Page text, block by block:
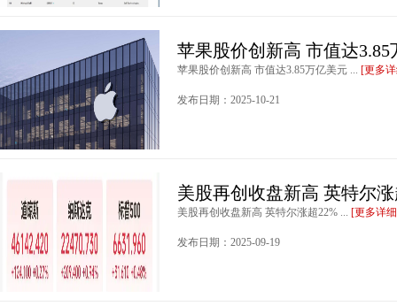
苹果股价创新高 市值达3.85
苹果股价创新高 市值达3.85万亿美元 ... [更多
发布日期：2025-10-21
美股再创收盘新高 英特尔涨
美股再创收盘新高 英特尔涨超22% ... [更多详
发布日期：2025-09-19